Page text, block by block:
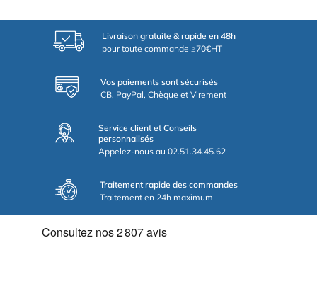
Livraison gratuite & rapide en 48h
pour toute commande ≥70€HT
Vos paiements sont sécurisés
CB, PayPal, Chèque et Virement
Service client et Conseils
personnalisés
Appelez-nous au 02.51.34.45.62
Traitement rapide des commandes
Traitement en 24h maximum